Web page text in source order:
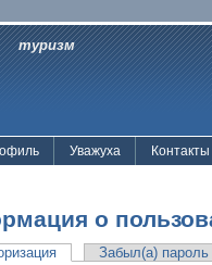
туризм
Уважуха Контакты
о
Забыл(а) пароль